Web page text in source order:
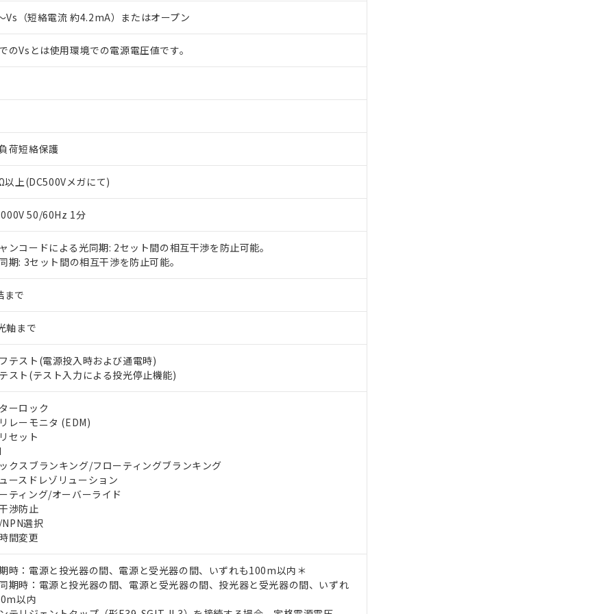
Vs（短絡電流 約4.2mA）またはオープン
のVsとは使用環境での電源電圧値です。
荷短絡保護
以上(DC500Vメガにて)
50/60Hz 1分
ンコードによる光同期: 2セット間の相互干渉を防止可能。
期: 3セット間の相互干渉を防止可能。
まで
軸まで
テスト(電源投入時および通電時)
スト(テスト入力による投光停止機能)
ーロック
レーモニタ (EDM)
セット
クスブランキング/フローティングブランキング
ースドレゾリューション
ティング/オーバーライド
渉防止
選択
間変更
時：電源と投光器の間、電源と受光器の間、いずれも100m以内＊
期時：電源と投光器の間、電源と受光器の間、投光器と受光器の間、いずれ
以内